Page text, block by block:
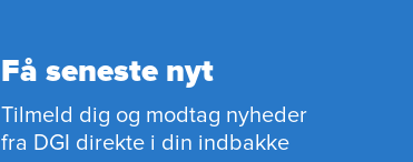
Få seneste nyt
Tilmeld dig og modtag nyheder
fra DGI direkte i din indbakke